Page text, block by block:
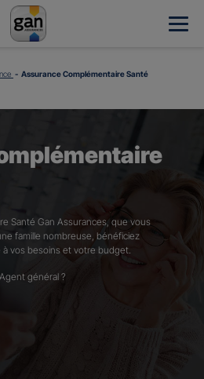
Assurance Complémentaire Santé
Santé Gan Assurances, que vous
famille nombreuse, bénéficiez
à vos besoins et votre budget.​
général ?